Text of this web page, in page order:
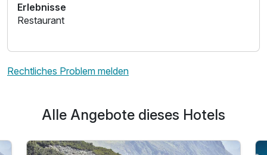
Erlebnisse
Restaurant
Rechtliches Problem melden
Alle Angebote dieses Hotels